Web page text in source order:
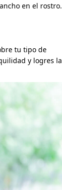
en el rostro.
tu tipo de
y logres la